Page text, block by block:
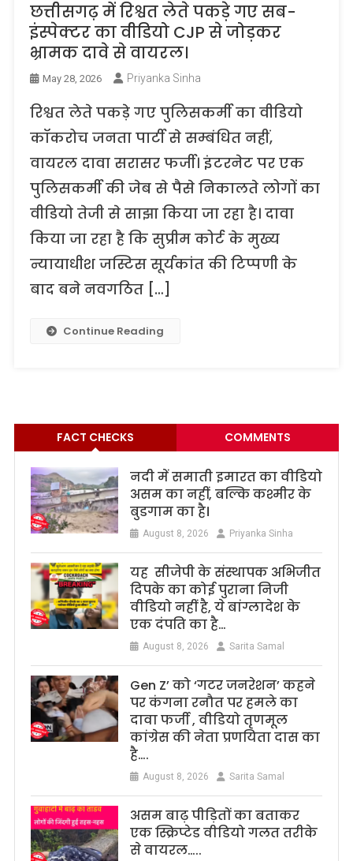
छत्तीसगढ़ में रिश्वत लेते पकड़े गए सब-
इंस्पेक्टर का वीडियो CJP से जोड़कर
भ्रामक दावे से वायरल।
May 28, 2026 Priyanka Sinha
रिश्वत लेते पकड़े गए पुलिसकर्मी का वीडियो
कॉकरोच जनता पार्टी से सम्बंधित नहीं,
वायरल दावा सरासर फर्जी। इंटरनेट पर एक
पुलिसकर्मी की जेब से पैसे निकालते लोगों का
वीडियो तेजी से साझा किया जा रहा है। दावा
किया जा रहा है कि सुप्रीम कोर्ट के मुख्य
न्यायाधीश जस्टिस सूर्यकांत की टिप्पणी के
बाद बने नवगठित […]
Continue Reading
FACT CHECKS COMMENTS
नदी में समाती इमारत का वीडियो
असम का नहीं, बल्कि कश्मीर के
बुडगाम का है।
August 8, 2026 Priyanka Sinha
यह सीजेपी के संस्थापक अभिजीत
दिपके का कोई पुराना निजी
वीडियो नहीं है, ये बांग्लादेश के
एक दंपति का है…
August 8, 2026 Sarita Samal
Gen Z’ को ‘गटर जनरेशन’ कहने
पर कंगना रनौत पर हमले का
दावा फर्जी , वीडियो तृणमूल
कांग्रेस की नेता प्रणयिता दास का
है….
August 8, 2026 Sarita Samal
असम बाढ़ पीड़ितों का बताकर
एक स्क्रिप्टेड वीडियो गलत तरीके
से वायरल…..